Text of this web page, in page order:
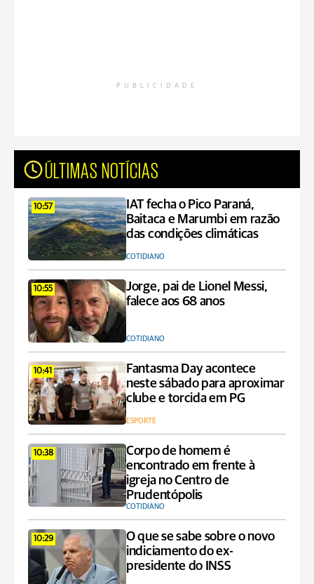
PUBLICIDADE
ÚLTIMAS NOTÍCIAS
10:57
IAT fecha o Pico Paraná,
Baitaca e Marumbi em razão
das condições climáticas
COTIDIANO
10:55
Jorge, pai de Lionel Messi,
falece aos 68 anos
COTIDIANO
10:41
Fantasma Day acontece
neste sábado para aproximar
clube e torcida em PG
ESPORTE
10:38
Corpo de homem é
encontrado em frente à
igreja no Centro de
Prudentópolis
COTIDIANO
10:29
O que se sabe sobre o novo
indiciamento do ex-
presidente do INSS